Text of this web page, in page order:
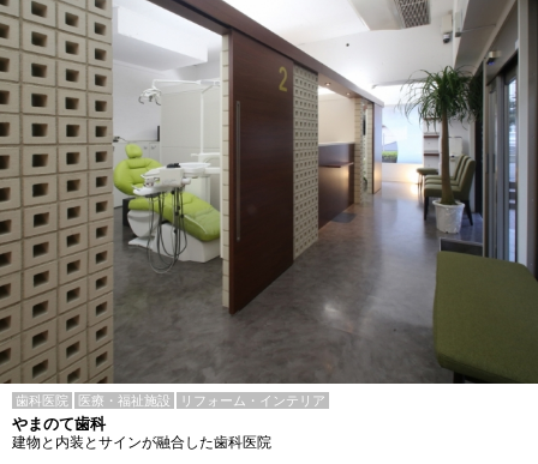
歯科医院 医療・福祉施設 リフォーム・インテリア
やまのて歯科
建物と内装とサインが融合した歯科医院